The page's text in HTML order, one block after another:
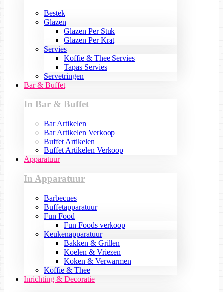
Bestek
Glazen
Glazen Per Stuk
Glazen Per Krat
Servies
Koffie & Thee Servies
Tapas Servies
Servetringen
Bar & Buffet
In Bar & Buffet
Bar Artikelen
Bar Artikelen Verkoop
Buffet Artikelen
Buffet Artikelen Verkoop
Apparatuur
In Apparatuur
Barbecues
Buffetapparatuur
Fun Food
Fun Foods verkoop
Keukenapparatuur
Bakken & Grillen
Koelen & Vriezen
Koken & Verwarmen
Koffie & Thee
Inrichting & Decoratie